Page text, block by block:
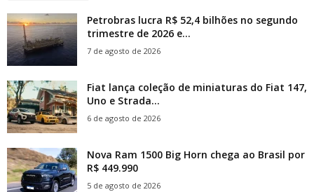
Petrobras lucra R$ 52,4 bilhões no segundo
trimestre de 2026 e...
7 de agosto de 2026
Fiat lança coleção de miniaturas do Fiat 147,
Uno e Strada...
6 de agosto de 2026
Nova Ram 1500 Big Horn chega ao Brasil por
R$ 449.990
5 de agosto de 2026